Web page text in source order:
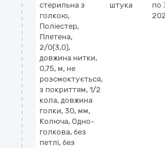
стерильна з
голкою,
Поліестер,
Плетена,
2/0(3,0),
довжина нитки,
0,75, м, не
розсмоктується,
з покриттям, 1/2
кола, довжина
голки, 30, мм,
Колюча, Одно-
голкова, без
петлі, без
штука
по